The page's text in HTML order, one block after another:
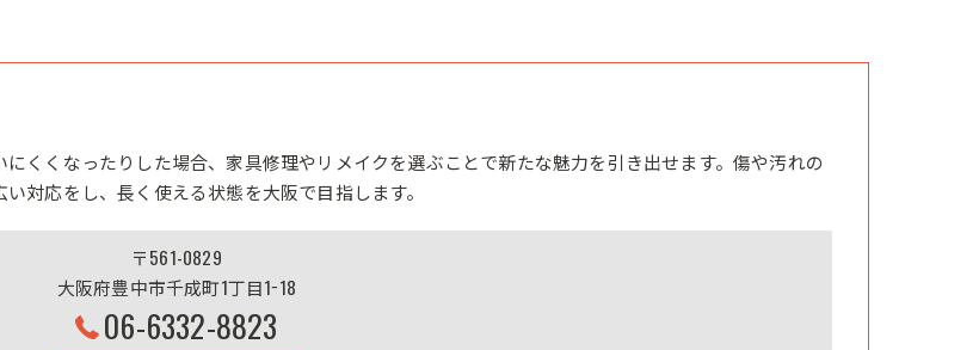
くくなったりした場合、家具修理やリメイクを選ぶことで新たな魅力を引き出せます。傷や汚れの
対応をし、長く使える状態を大阪で目指します。
〒561-0829
大阪府豊中市千成町1丁目1−18
06-6332-8823